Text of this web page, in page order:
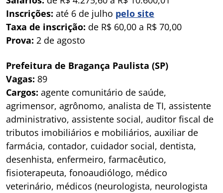
Inscrições: até 6 de julho pelo site
Taxa de inscrição: de R$ 60,00 a R$ 70,00
Prova: 2 de agosto
Prefeitura de Bragança Paulista (SP)
Vagas: 89
Cargos: agente comunitário de saúde,
agrimensor, agrônomo, analista de TI, assistente
administrativo, assistente social, auditor fiscal de
tributos imobiliários e mobiliários, auxiliar de
farmácia, contador, cuidador social, dentista,
desenhista, enfermeiro, farmacêutico,
fisioterapeuta, fonoaudiólogo, médico
veterinário, médicos (neurologista, neurologista